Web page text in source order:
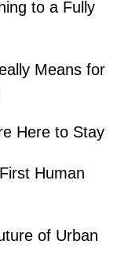
to a Fully
Means for
Here to Stay
Human
of Urban